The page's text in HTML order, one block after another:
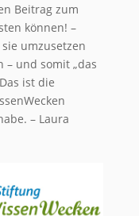
Beitrag zum
können! –
umzusetzen
und somit „das
ist die
– Laura